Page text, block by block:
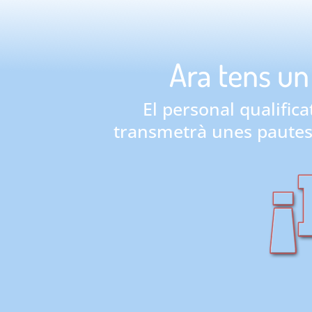
Ara tens
El personal
transmetrà unes